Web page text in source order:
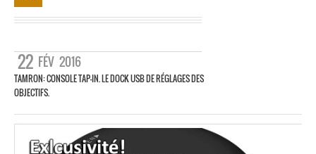
22 FÉV 2016
TAMRON: CONSOLE TAP-IN. LE DOCK USB DE RÉGLAGES DES
OBJECTIFS.